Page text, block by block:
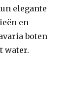
elegante
en
boten
water.